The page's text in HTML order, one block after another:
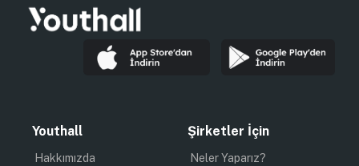
KARIYER TAVSIYELERI
3 dk okuma süresi